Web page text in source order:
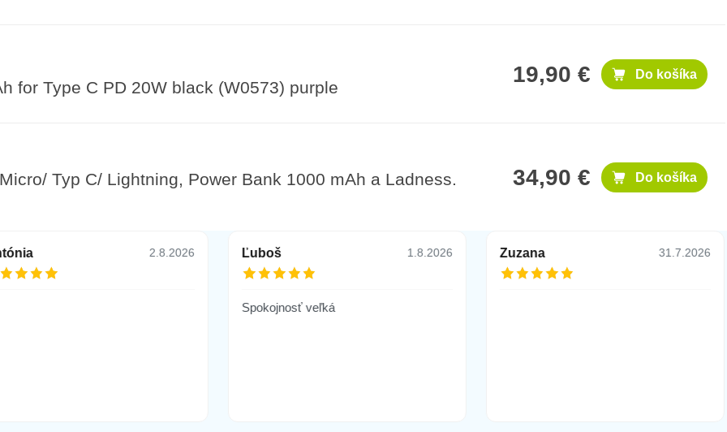
for Type C PD 20W black (W0573) purple
19,90 € Do košíka
Typ C/ Lightning, Power Bank 1000 mAh a Ladness.
34,90 € Do košíka
2.8.2026 Ľuboš 1.8.2026
Spokojnosť veľká
Zuzana 31.7.2026